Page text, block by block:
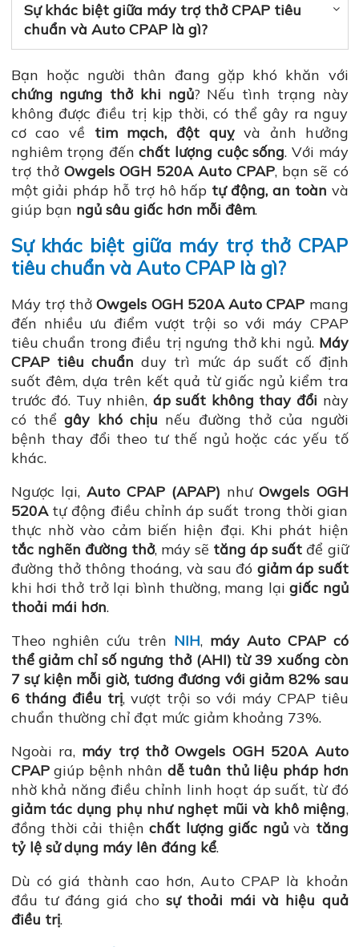
Sự khác biệt giữa máy trợ thở CPAP tiêu
chuẩn và Auto CPAP là gì?
Bạn hoặc người thân đang gặp khó khăn với
chứng ngưng thở khi ngủ? Nếu tình trạng này
không được điều trị kịp thời, có thể gây ra nguy
cơ cao về tim mạch, đột quỵvà ảnh hưởng
nghiêm trọng đếnchất lượng cuộc sống. Với máy
trợ thở Owgels OGH 520A Auto CPAP, bạn sẽ có
một giải pháp hỗ trợ hô hấp tự động, an toàn và
giúp bạn ngủ sâu giấc hơn mỗi đêm.
Sự khác biệt giữa máy trợ thở CPAP
tiêu chuẩn và Auto CPAP là gì?
Máy trợ thởOwgels OGH 520A Auto CPAP mang
đến nhiều ưu điểm vượt trội so với máy CPAP
tiêu chuẩn trong điều trị ngưng thở khi ngủ. Máy
CPAP tiêu chuẩn duy trì mức áp suất cố định
suốt đêm, dựa trên kết quả từ giấc ngủ kiểm tra
trước đó. Tuy nhiên, áp suất không thay đổi này
có thểgây khó chịu nếu đường thở của người
bệnh thay đổi theo tư thế ngủ hoặc các yếu tố
khác.
Ngược lại, Auto CPAP (APAP) nhưOwgels OGH
520Atự động điều chỉnh áp suất trong thời gian
thực nhờ vào cảm biến hiện đại. Khi phát hiện
tắc nghẽn đường thở, máy sẽ tăng áp suất để giữ
đường thở thông thoáng, và sau đó giảm áp suất
khi hơi thở trở lại bình thường, mang lạigiấc ngủ
thoải mái hơn.
Theo nghiên cứu trên NIH, máy Auto CPAP có
thể giảm chỉ số ngưng thở (AHI) từ 39 xuống còn
7 sự kiện mỗi giờ, tương đương với giảm 82% sau
6 tháng điều trị, vượt trội so với máy CPAP tiêu
chuẩn thường chỉ đạt mức giảm khoảng 73%.
Ngoài ra, máy trợ thở Owgels OGH 520A Auto
CPAPgiúp bệnh nhân dễ tuân thủ liệu pháp hơn
nhờ khả năng điều chỉnh linh hoạt áp suất, từ đó
giảm tác dụng phụ như nghẹt mũi và khô miệng,
đồng thời cải thiệnchất lượng giấc ngủvà tăng
tỷ lệ sử dụng máy lên đáng kể.
Dù có giá thành cao hơn, Auto CPAP là khoản
đầu tư đáng giá cho sự thoải mái và hiệu quả
điều trị.